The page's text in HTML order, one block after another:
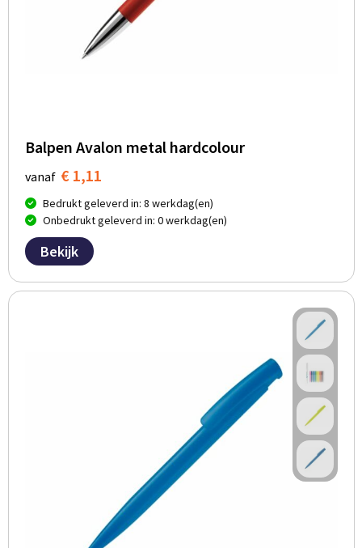
Balpen Avalon metal hardcolour
vanaf € 1,11
Bedrukt geleverd in: 8 werkdag(en)
Onbedrukt geleverd in: 0 werkdag(en)
Bekijk